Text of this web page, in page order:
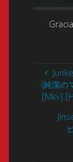
(純潔の
[Mkv]